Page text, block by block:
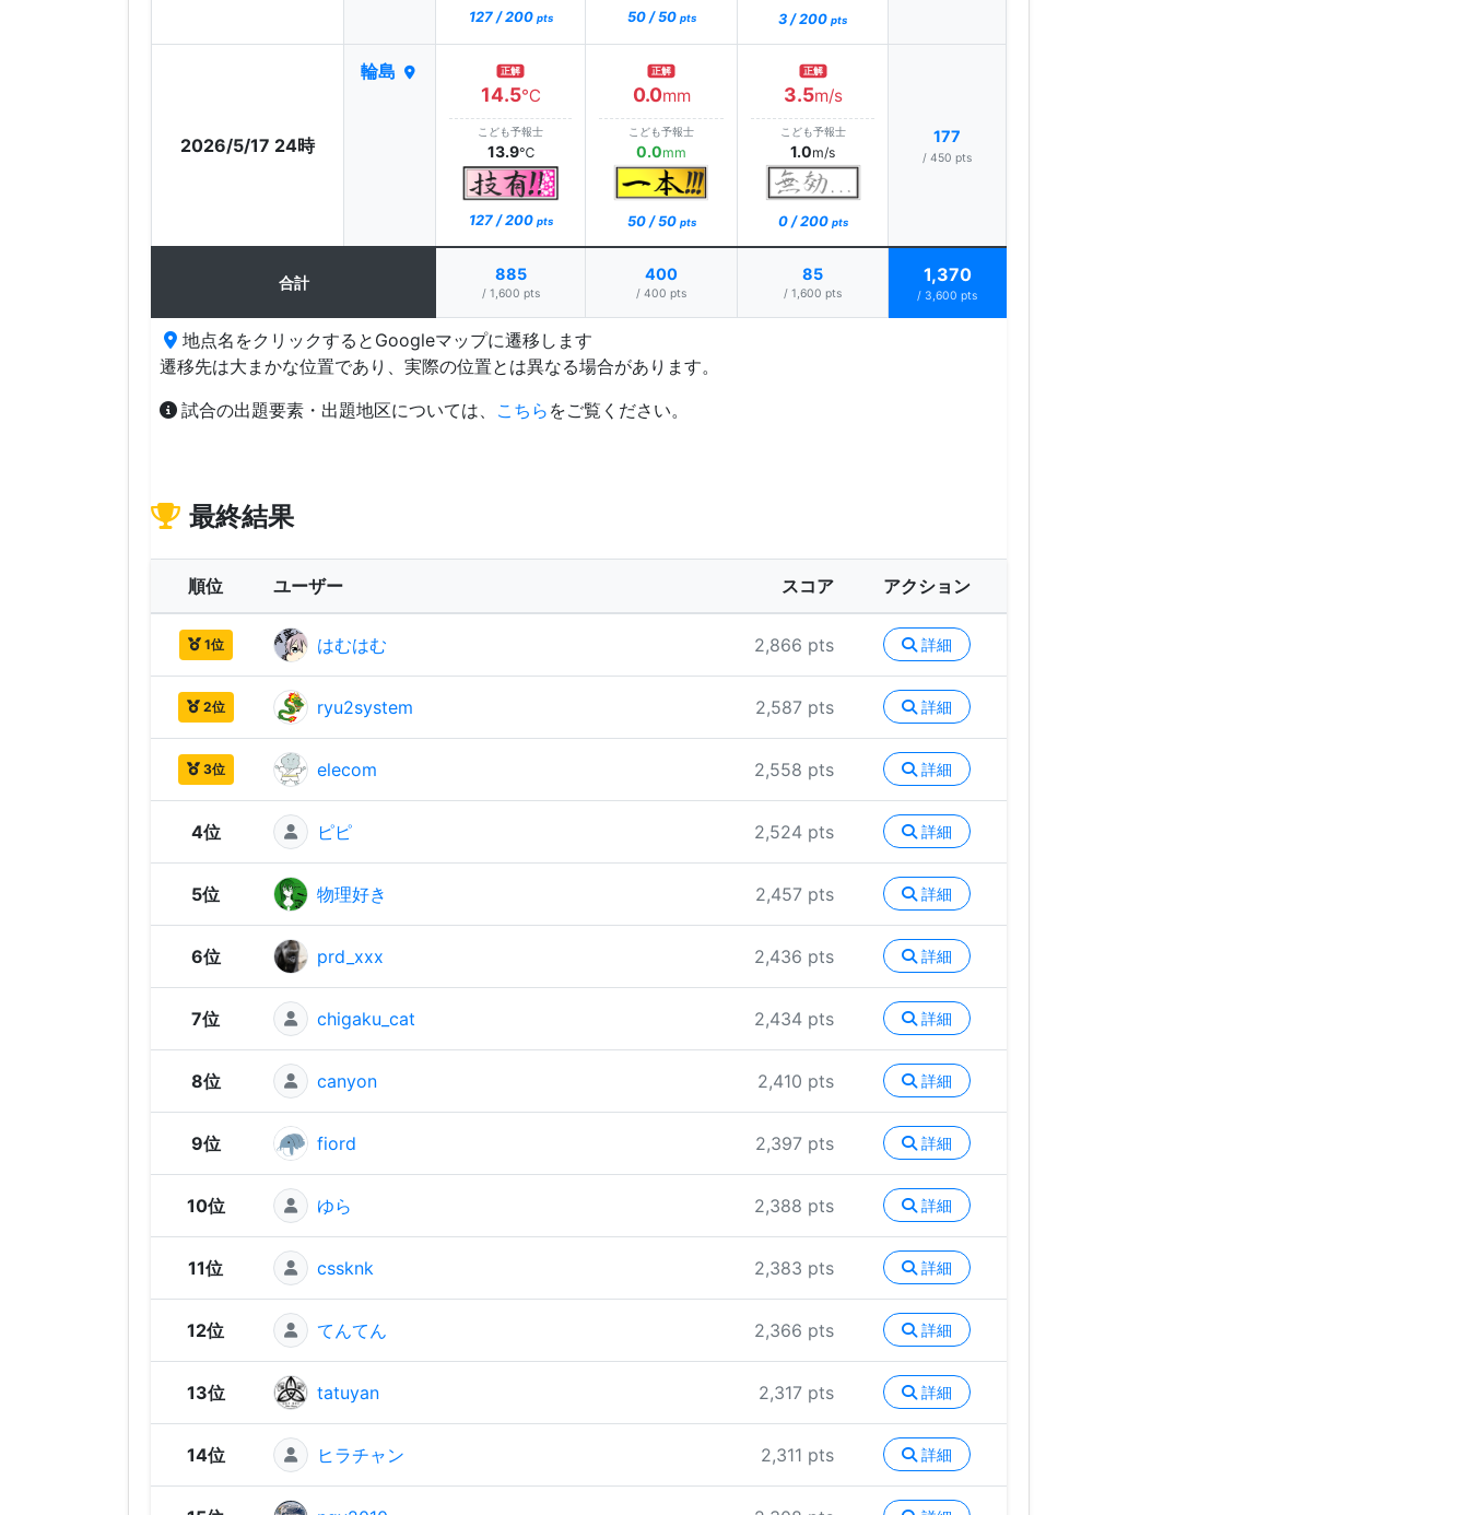
127 / 200 pts 50 / 50 pts 3 / 200 pts
2026/5/17 24時
輪島 正解
14.5℃
こども予報士
13.9℃
127 / 200 pts
正解
0.0mm
こども予報士
0.0mm
50 / 50 pts
正解
3.5m/s
こども予報士
1.0m/s
0 / 200 pts
177
/ 450 pts
合計 885
/ 1,600 pts
400
/ 400 pts
85
/ 1,600 pts
1,370
/ 3,600 pts
地点名をクリックするとGoogleマップに遷移します
遷移先は大まかな位置であり、実際の位置とは異なる場合があります。
試合の出題要素・出題地区については、 こちら をご覧ください。
最終結果
順位 ユーザー スコア アクション
1位 はむはむ 2,866 pts 詳細
2位 ryu2system 2,587 pts 詳細
3位 elecom 2,558 pts 詳細
4位 ピピ 2,524 pts 詳細
5位 物理好き 2,457 pts 詳細
6位 prd_xxx 2,436 pts 詳細
7位 chigaku_cat 2,434 pts 詳細
8位 canyon 2,410 pts 詳細
9位 fiord 2,397 pts 詳細
10位 ゆら 2,388 pts 詳細
11位 cssknk 2,383 pts 詳細
12位 てんてん 2,366 pts 詳細
13位 tatuyan 2,317 pts 詳細
14位 ヒラチャン 2,311 pts 詳細